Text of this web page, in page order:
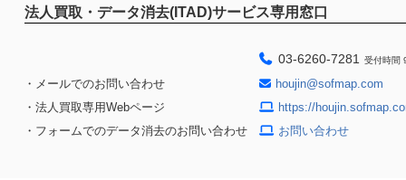
法人買取・データ消去(ITAD)サービス専用窓口
03-6260-7281 受付時間
・メールでのお問い合わせ
houjin@sofmap.com
・法人買取専用Webページ
https://
・フォームでのデータ消去のお問い合わせ
お問い合わせ